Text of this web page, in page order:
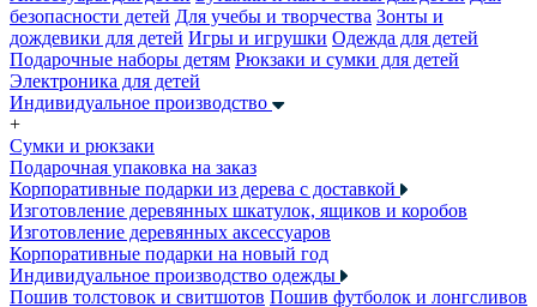
безопасности детей Для учебы и творчества Зонты и
дождевики для детей Игры и игрушки Одежда для детей
Подарочные наборы детям Рюкзаки и сумки для детей
Электроника для детей
Индивидуальное производство
+
Сумки и рюкзаки
Подарочная упаковка на заказ
Корпоративные подарки из дерева с доставкой
Изготовление деревянных шкатулок, ящиков и коробов
Изготовление деревянных аксессуаров
Корпоративные подарки на новый год
Индивидуальное производство одежды
Пошив толстовок и свитшотов Пошив футболок и лонгсливов